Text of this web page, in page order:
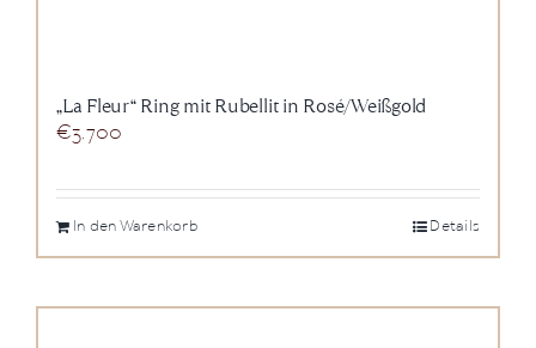
„La Fleur“ Ring mit Rubellit in Rosé/Weißgold
€3.700
In den Warenkorb Details